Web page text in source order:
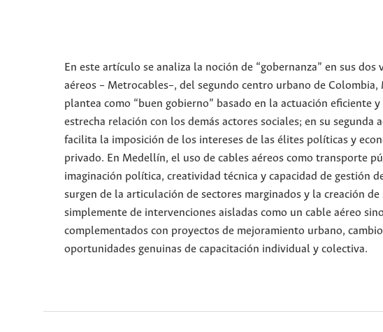
En este artículo se analiza la noción de “gobernanza” en sus
aéreos – Metrocables–, del segundo centro urbano de
plantea como “buen gobierno” basado en la actuación eficiente
estrecha relación con los demás actores sociales; en su
facilita la imposición de los intereses de las élites políticas y
privado. En Medellín, el uso de cables aéreos como transporte
imaginación política, creatividad técnica y capacidad de gestión
surgen de la articulación de sectores marginados y la creación
simplemente de intervenciones aisladas como un cable aéreo
complementados con proyectos de mejoramiento urbano,
oportunidades genuinas de capacitación individual y colectiva.